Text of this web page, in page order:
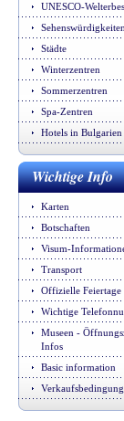
UNESCO-
Sehenswürdigkeiten
Städte
Winterzentren
Sommerzentren
Spa-Zentren
Hotels in Bulgarien
Wichtige Info
Karten
Botschaften
Visum-
Transport
Offizielle Feiertage
Wichtige
Museen -
Infos
Basic information